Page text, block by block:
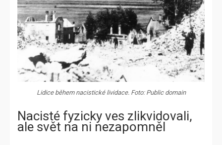
Lidice během nacistické lividace. Foto: Public domain
Nacisté fyzicky ves zlikvidovali,
ale svět na ni nezapomněl